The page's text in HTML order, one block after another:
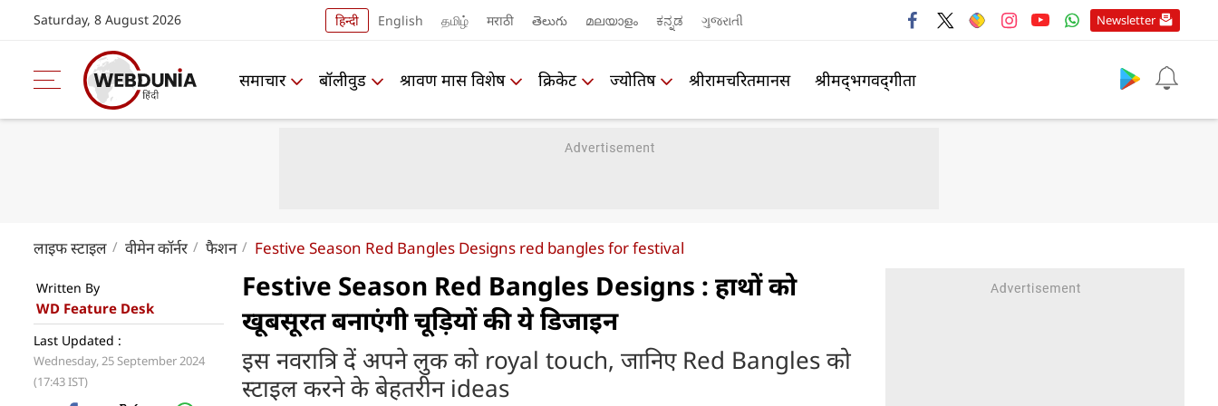
Saturday, 8 August 2026 हिन्दी English தமிழ் मराठी తెలుగు മലയാളം ಕನ್ನಡ ગુજરાતી Newsletter
समाचार बॉलीवुड श्रावण मास विशेष क्रिकेट ज्योतिष श्रीरामचरितमानस श्रीमद्‍भगवद्‍गीता
लाइफ स्‍टाइल वीमेन कॉर्नर फैशन Festive Season Red Bangles Designs red bangles for festival
Written By
WD Feature Desk
Last Updated :
Wednesday, 25 September 2024
(17:43 IST)
Festive Season Red Bangles Designs : हाथों को
खूबसूरत बनाएंगी चूड़ियों की ये डिजाइन
इस नवरात्रि दें अपने लुक को royal touch, जानिए Red Bangles को
स्टाइल करने के बेहतरीन ideas